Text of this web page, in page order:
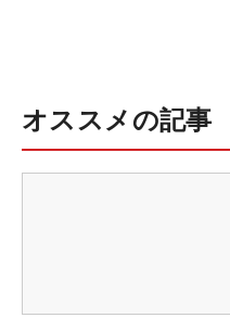
オススメの記事